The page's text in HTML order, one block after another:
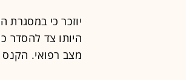
יוזכר כי במסגרת
היותו צד להסדר
מצב רפואי. הקנס